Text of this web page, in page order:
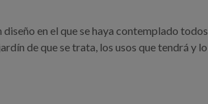
en el que se haya contemplado todos
de que se trata, los usos que tendrá y lo